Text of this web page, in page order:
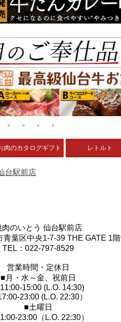
肉のカタログギフト レトルト
台駅前店
肉のいとう 仙台駅前店
青葉区中央1-7-39 THE GATE 1階
TEL：022-797-8529
営業時間・定休日
■月・水～金、祝前日
15:00 (L.O. 14:30)
23:00 (L.O. 22:30）
■土曜日
23:00（L.O. 22:30）